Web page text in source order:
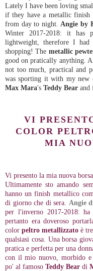
Lately I have been loving
if they have a metallic finish
from day to night. Angie by
Winter 2017-2018: it has
lightweight, therefore I
shopping! The metallic
good on pratically anything.
not too much, practical and
was sporting it with my new
Max Mara's Teddy Bear and
VI
COLOR
MIA
Vi presento la mia nuova
Ultimamente sto amando
hanno un finish metallico
di giorno che di sera. Angie
per l'inverno 2017-2018: ha
pertanto era doveroso
color peltro metallizzato è
qualsiasi cosa. Una borsa
pratica e perfetta per una
con il mio nuovo, morbido
po' al famoso Teddy Bear di